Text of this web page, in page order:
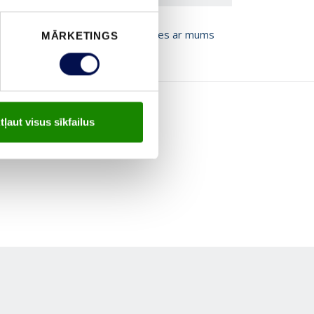
MĀRKETINGS
visus sīkfailus
BROŠŪRU Sazinies ar mums